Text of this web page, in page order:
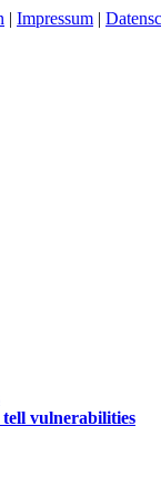
| Impressum |
vulnerabilities